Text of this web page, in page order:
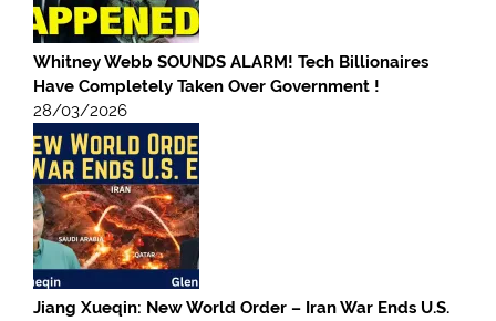
Whitney Webb SOUNDS ALARM! Tech Billionaires
Have Completely Taken Over Government !
28/03/2026
Jiang Xueqin: New World Order – Iran War Ends U.S.